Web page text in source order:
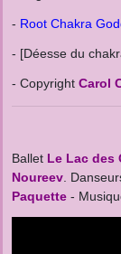
- Root Chakra
- [Déesse du
- Copyright Carol
Ballet Le Lac des
Noureev
Paquette -